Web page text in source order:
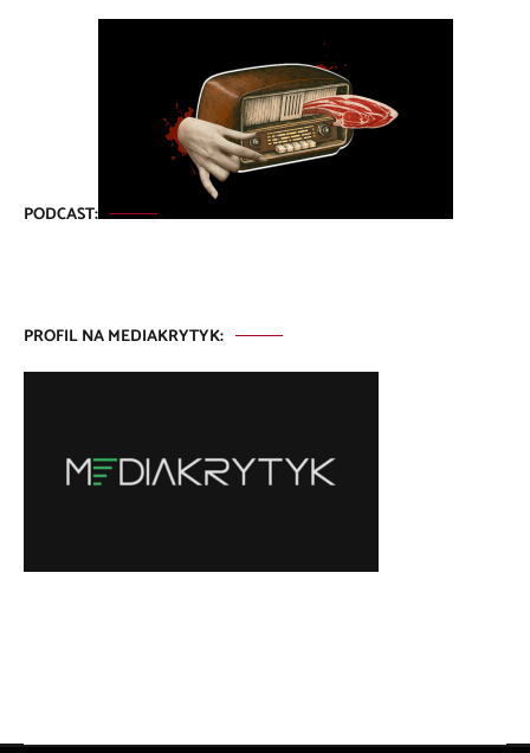
PODCAST:
PROFIL NA MEDIAKRYTYK: